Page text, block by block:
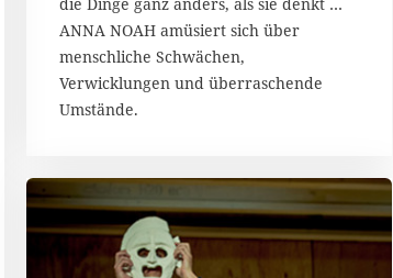
9
ANNA NOAH amüsiert sich über
menschliche Schwächen,
Verwicklungen und überraschende
Umstände.